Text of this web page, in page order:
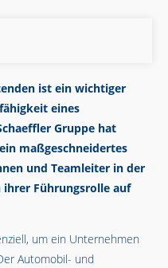
ist ein wichtiger
eines
Gruppe hat
maßgeschneidertes
und Teamleiter in der
Führungsrolle auf
um ein Unternehmen
Automobil- und